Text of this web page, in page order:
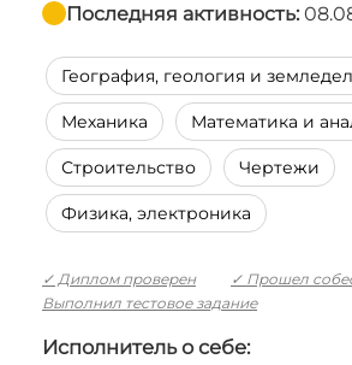
Последняя активность:
География, геология и
Механика Математика и
Строительство Чертежи
Физика, электроника
✓ Диплом проверен ✓ Прошел
Выполнил тестовое задание
Исполнитель о себе: